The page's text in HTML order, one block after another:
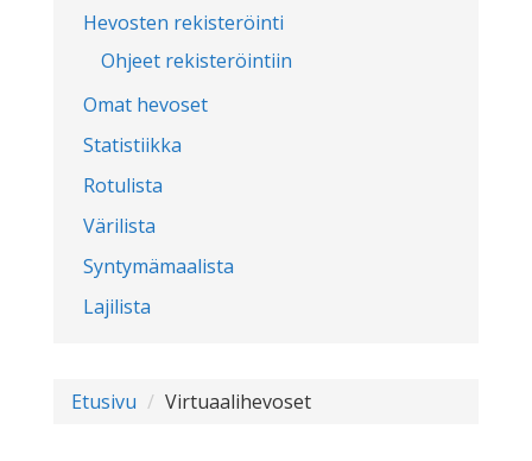
Hevosten rekisteröinti
Ohjeet rekisteröintiin
Omat hevoset
Statistiikka
Rotulista
Värilista
Syntymämaalista
Lajilista
Etusivu Virtuaalihevoset